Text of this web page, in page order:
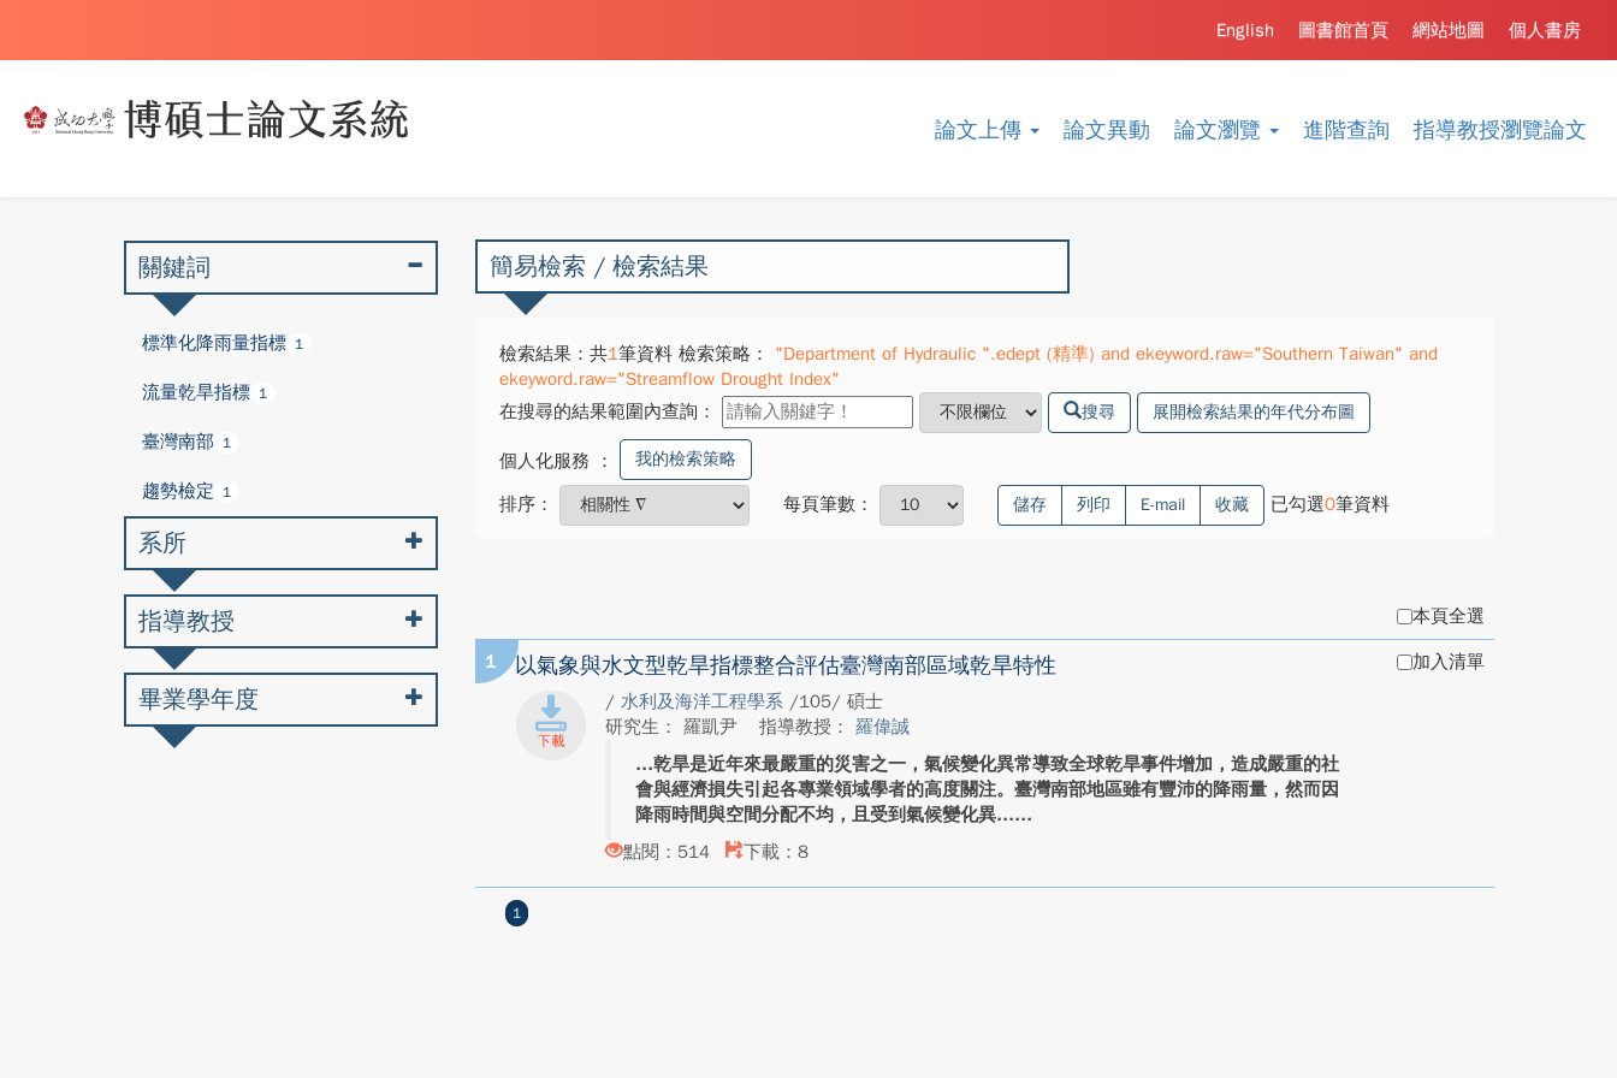
論文上傳 論文異動 論文瀏覽 進階查詢 指導教授瀏覽論文
個人書房
網站地圖
圖書館首頁
English
簡易檢索 / 檢索結果
檢索結果：共1筆資料 檢索策略：
"Department of Hydraulic ".edept (精準) and ekeyword.raw="Southern Taiwan" and
ekeyword.raw="Streamflow Drought Index"
在搜尋的結果範圍內查詢：
搜尋 展開檢索結果的年代分布圖
個人化服務 ： 我的檢索策略
排序： 每頁筆數： 儲存 列印 E-mail 收藏 已勾選0筆資料
本頁全選
1 以氣象與水文型乾旱指標整合評估臺灣南部區域乾旱特性
/ 水利及海洋工程學系 /105/ 碩士
研究生： 羅凱尹
指導教授： 羅偉誠
乾旱是近年來最嚴重的災害之一，氣候變化異常導致全球乾旱事件增加，造成嚴重的社
會與經濟損失引起各專業領域學者的高度關注。臺灣南部地區雖有豐沛的降雨量，然而因
降雨時間與空間分配不均，且受到氣候變化異...
點閱：514
下載：8
加入清單
1
關鍵詞
標準化降雨量指標 1
流量乾旱指標 1
臺灣南部 1
趨勢檢定 1
系所
指導教授
畢業學年度